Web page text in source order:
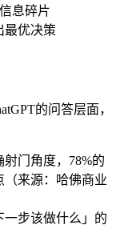
息碎片
最优决策
的问答层面，
门角度，78%的
来源：哈佛商业
一步该做什么」的